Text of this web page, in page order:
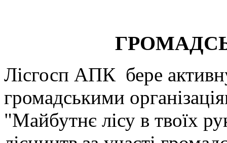
Лісгосп АПК бере
громадськими
"Майбутнє лісу в твоїх